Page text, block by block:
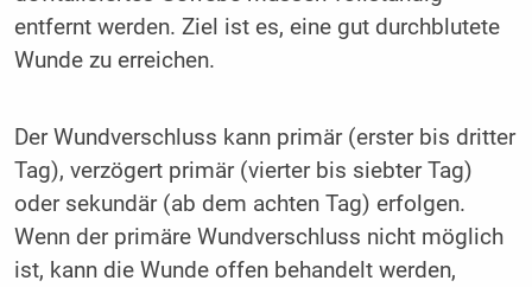
entfernt werden. Ziel ist es, eine gut durchblutete
Wunde zu erreichen.
Der Wundverschluss kann primär (erster bis dritter
Tag), verzögert primär (vierter bis siebter Tag)
oder sekundär (ab dem achten Tag) erfolgen.
Wenn der primäre Wundverschluss nicht möglich
ist, kann die Wunde offen behandelt werden,